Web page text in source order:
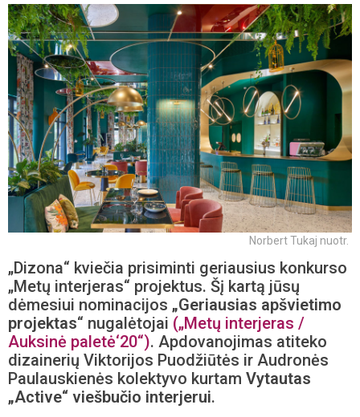
Norbert Tukaj nuotr.
„Dizona“ kviečia prisiminti geriausius konkurso
„Metų interjeras“ projektus. Šį kartą jūsų
dėmesiui nominacijos „Geriausias apšvietimo
projektas“ nugalėtojai („Metų interjeras /
Auksinė paletė‘20“). Apdovanojimas atiteko
dizainerių Viktorijos Puodžiūtės ir Audronės
Paulauskienės kolektyvo kurtam Vytautas
„Active“ viešbučio interjerui.